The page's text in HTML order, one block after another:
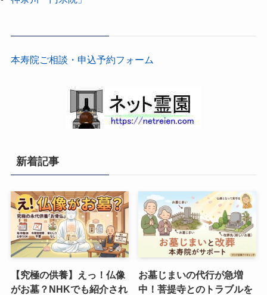
本寿院ご相談・申込予約フォーム
新着記事
【究極の供養】えっ！仏像
がお墓？NHKでも紹介され
お墓じまいの代行が急増
中！菩提寺とのトラブルを